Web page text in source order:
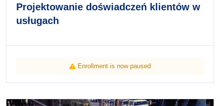
Projektowanie doświadczeń klientów w
usługach
Enrollment is now paused